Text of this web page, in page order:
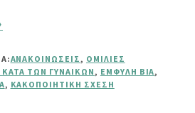
ΑΝΑΚΟΙΝΏΣΕΙΣ , ΟΜΙΛΊΕΣ
ΚΑΤΆ ΤΩΝ ΓΥΝΑΙΚΏΝ , ΈΜΦΥΛΗ ΒΊΑ,
, ΚΑΚΟΠΟΙΗΤΙΚΉ ΣΧΈΣΗ